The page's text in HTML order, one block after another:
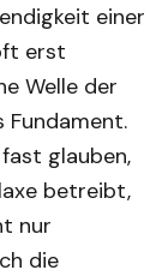
einer
erst
Welle der
glauben,
betreibt,
nur
die